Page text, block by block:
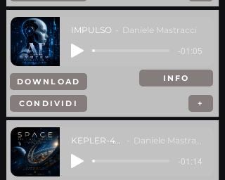
IMPULSO Daniele Mastracci
-01:05
DOWNLOAD
CONDIVIDI
INFO
+
KEPLER-47D Daniele Mastracci
-01:14